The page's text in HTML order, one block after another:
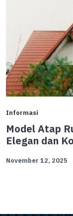
Informasi
Model Atap
Elegan dan
November 12, 2025